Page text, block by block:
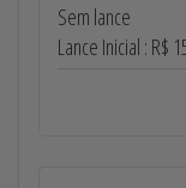
Sem lance
Lance Inicial : R$